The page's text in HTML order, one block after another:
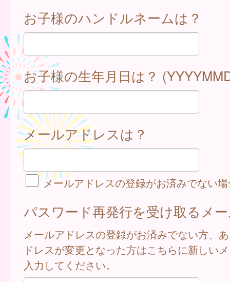
お子様のハンドルネームは？
お子様の生年月日は？
メールアドレスは？
メールアドレスの登録がお済みでない
パスワード再発行を受け取るメ
メールアドレスの登録がお済みでない方、
ドレスが変更となった方はこちらに新しい
入力してください。